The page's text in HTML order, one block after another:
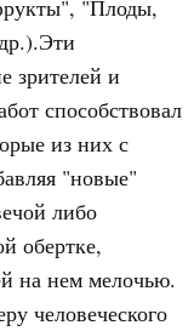
"Плоды,
зрителей и
способствовал
из них с
"новые"
либо
обертке,
на нем мелочью.
человеческого